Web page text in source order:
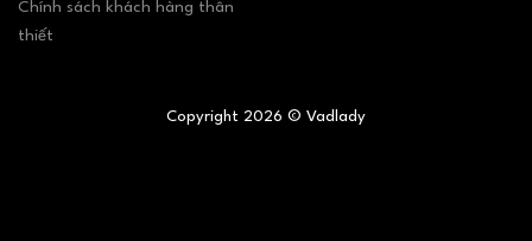
Chính sách khách hàng thân
thiết
Copyright 2026 © Vadlady